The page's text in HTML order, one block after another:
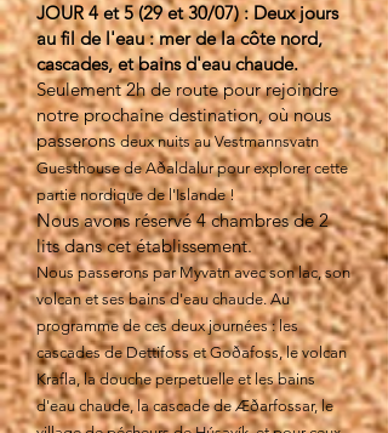
JOUR 4 et 5 (29 et 30/07) : Deux jours
au fil de l'eau : mer de la côte nord,
cascades, et bains d'eau chaude.
Seulement 2h de route pour rejoindre
notre prochaine destination, où nous
passeronsdeux nuits au Vestmannsvatn
Guesthouse de Aðaldalur pour explorer cette
partie nordique de l'Islande !
Nous avons réservé 4 chambres de 2
lits dans cet établissement.
Nous passerons par Myvatn avec son lac, son
volcan et ses bains d'eau chaude. Au
programme de ces deux journées : les
cascades de Dettifoss et Goðafoss, le volcan
Krafla, la douche perpetuelle et les bains
d'eau chaude, la cascade de Æðarfossar, le